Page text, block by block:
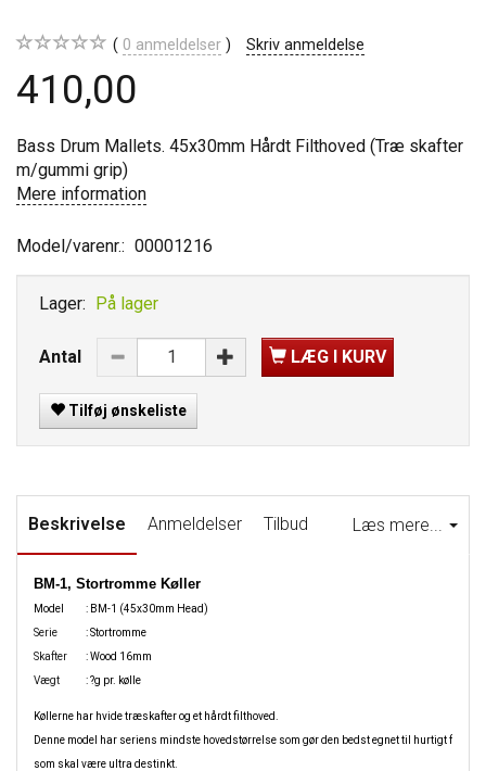
0 anmeldelser Skriv anmeldelse
410,00
Bass Drum Mallets. 45x30mm Hårdt Filthoved (Træ skafter
m/gummi grip)
Mere information
Model/varenr.: 00001216
Lager: På lager
Antal LÆG I KURV
Tilføj ønskeliste
Læs mere...
Beskrivelse Anmeldelser Tilbud
BM-1, Stortromme Køller
Model
Serie
Skafter
Vægt
: BM-1 (45x30mm Head)
: Stortromme
: Wood 16mm
: ?g pr. kølle
Køllerne har hvide træskafter og et hårdt filthoved.
Denne model har seriens mindste hovedstørrelse som gør den bedst egnet til hurtigt
som skal være ultra destinkt.